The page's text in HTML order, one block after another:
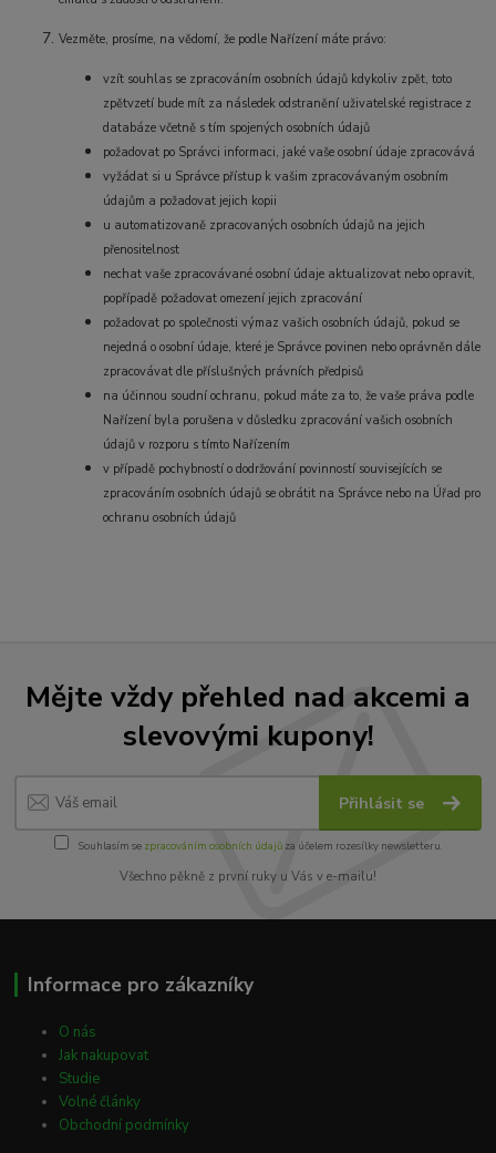
Vezměte, prosíme, na vědomí, že podle Nařízení máte právo:
vzít souhlas se zpracováním osobních údajů kdykoliv zpět, toto
zpětvzetí bude mít za následek odstranění uživatelské registrace z
databáze včetně s tím spojených osobních údajů
požadovat po Správci informaci, jaké vaše osobní údaje zpracovává
vyžádat si u Správce přístup k vašim zpracovávaným osobním
údajům a požadovat jejich kopii
u automatizovaně zpracovaných osobních údajů na jejich
přenositelnost
nechat vaše zpracovávané osobní údaje aktualizovat nebo opravit,
popřípadě požadovat omezení jejich zpracování
požadovat po společnosti výmaz vašich osobních údajů, pokud se
nejedná o osobní údaje, které je Správce povinen nebo oprávněn dále
zpracovávat dle příslušných právních předpisů
na účinnou soudní ochranu, pokud máte za to, že vaše práva podle
Nařízení byla porušena v důsledku zpracování vašich osobních
údajů v rozporu s tímto Nařízením
v případě pochybností o dodržování povinností souvisejících se
zpracováním osobních údajů se obrátit na Správce nebo na Úřad pro
ochranu osobních údajů
Mějte vždy přehled nad akcemi a
slevovými kupony!
Přihlásit se
Souhlasím se zpracováním osobních údajůza účelem rozesílky newsletteru.
Všechno pěkně z první ruky u Vás v e-mailu!
Informace pro zákazníky
O nás
Jak nakupovat
Studie
Volné články
Obchodní podmínky